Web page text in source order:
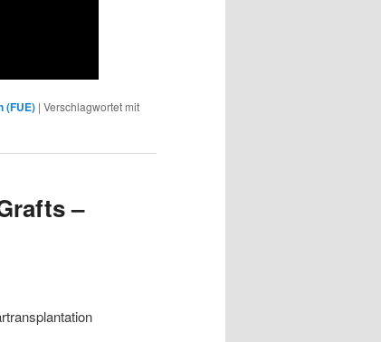
(FUE) | Verschlagwortet mit
–